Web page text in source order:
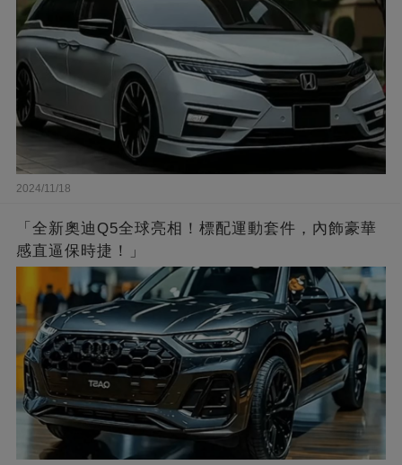
2024/11/18
「全新奧迪Q5全球亮相！標配運動套件，內飾豪華
感直逼保時捷！」